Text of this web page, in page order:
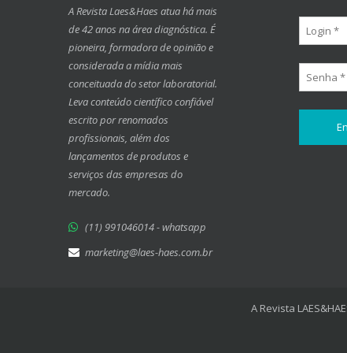
A Revista Laes&Haes atua há mais
de 42 anos na área diagnóstica. É
pioneira, formadora de opinião e
considerada a mídia mais
conceituada do setor laboratorial.
Leva conteúdo científico confiável
escrito por renomados
profissionais, além dos
lançamentos de produtos e
serviços das empresas do
mercado.
(11) 991046014 - whatsapp
marketing@laes-haes.com.br
A Revista